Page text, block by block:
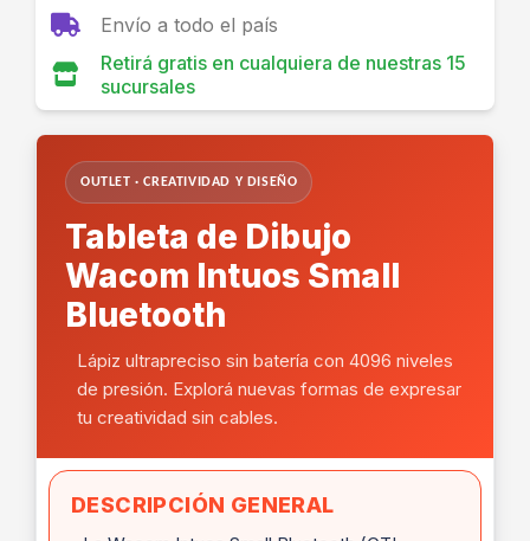
Envío a todo el país
Retirá gratis en cualquiera de nuestras 15
sucursales
OUTLET · CREATIVIDAD Y DISEÑO
Tableta de Dibujo
Wacom Intuos Small
Bluetooth
Lápiz ultrapreciso sin batería con 4096 niveles
de presión. Explorá nuevas formas de expresar
tu creatividad sin cables.
DESCRIPCIÓN GENERAL